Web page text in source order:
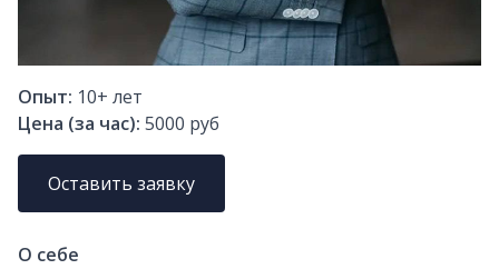
Опыт: 10+ лет
Цена (за час): 5000 руб
Оставить заявку
О себе